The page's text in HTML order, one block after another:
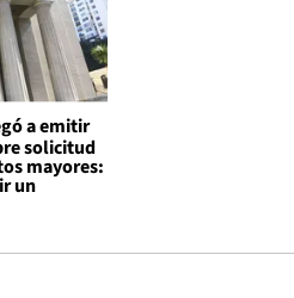
a emitir
solicitud
mayores:
un